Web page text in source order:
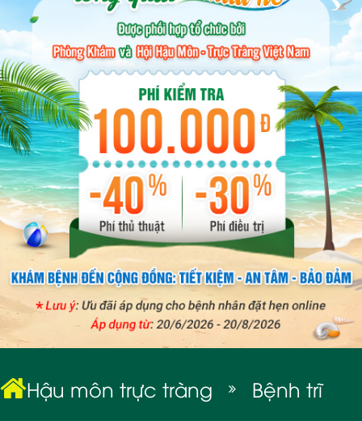
PHỤ KHOA
BỆNH HẬU MÔN
BỆNH XÃ HỘI
Hậu môn trực tràng Bệnh trĩ